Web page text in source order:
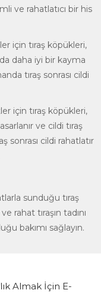
ve rahatlatıcı bir his
için tıraş köpükleri,
daha iyi bir kayma
tıraş sonrası cildi
için tıraş köpükleri,
ve cildi tıraş
sonrası cildi rahatlatır
sunduğu tıraş
rahat tıraşın tadını
bakımı sağlayın.
Almak İçin E-